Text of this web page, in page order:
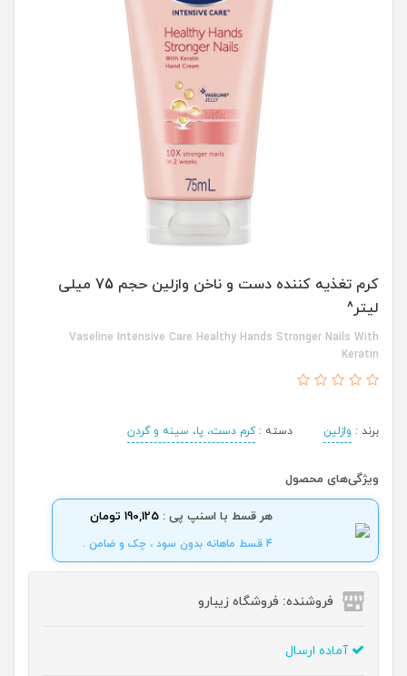
کرم تغذیه کننده دست و ناخن وازلین حجم 75 میلی
لیتر^
Vaseline Intensive Care Healthy Hands Stronger Nails With
Keratin
برند : وازلین دسته :کرم دست، پا، سینه و گردن
ویژگی‌های محصول
هر قسط با اسنپ پی : 190,125 تومان
4 قسط ماهانه بدون سود ، چک و ضامن .
فروشنده: فروشگاه زیبارو
آماده ارسال